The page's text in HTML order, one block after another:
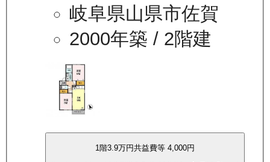
岐阜県山県市佐賀
2000年築 / 2階建
1 階3.9万円共益費等4,000円